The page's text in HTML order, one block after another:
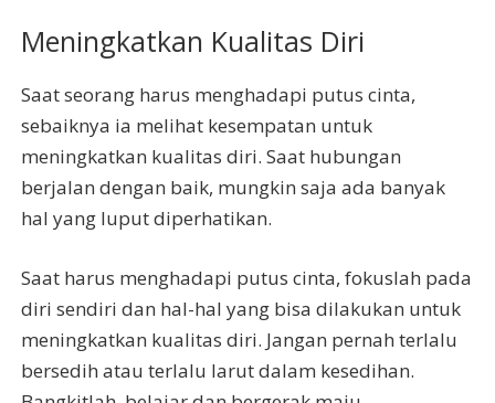
Meningkatkan Kualitas Diri
Saat seorang harus menghadapi putus cinta,
sebaiknya ia melihat kesempatan untuk
meningkatkan kualitas diri. Saat hubungan
berjalan dengan baik, mungkin saja ada banyak
hal yang luput diperhatikan.
Saat harus menghadapi putus cinta, fokuslah pada
diri sendiri dan hal-hal yang bisa dilakukan untuk
meningkatkan kualitas diri. Jangan pernah terlalu
bersedih atau terlalu larut dalam kesedihan.